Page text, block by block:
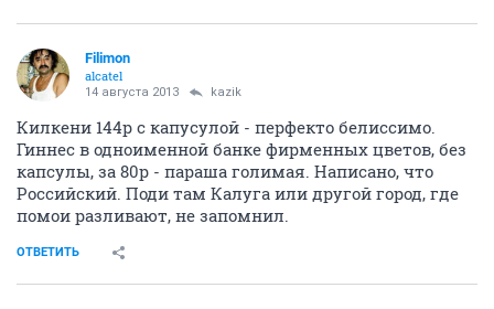
Filimon
alcatel
14 августа 2013 kazik
Килкени 144р с капусулой - перфекто белиссимо.
Гиннес в одноименной банке фирменных цветов, без
капсулы, за 80р - параша голимая. Написано, что
Российский. Поди там Калуга или другой город, где
помои разливают, не запомнил.
ОТВЕТИТЬ